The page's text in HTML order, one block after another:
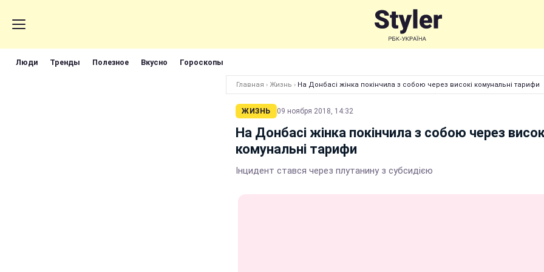
Люди Тренды Полезное Вкусно Гороскопы
Главная › Жизнь › На Донбасі жінка покінчила з собою через високі комунальні тарифи
ЖИЗНЬ 09 ноября 2018, 14:32
На Донбасі жінка покінчила з собою через
комунальні тарифи
Інцидент стався через плутанину з субсидією